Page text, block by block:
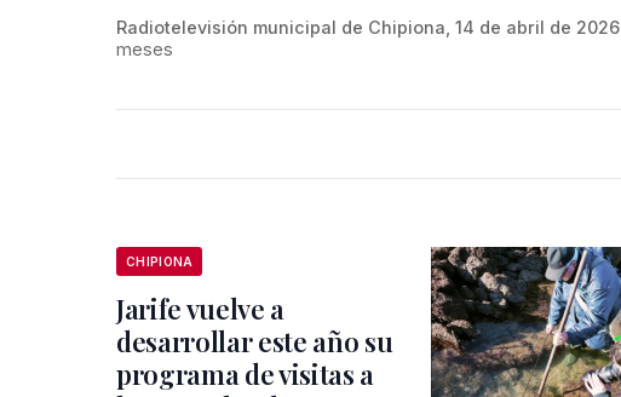
Radiotelevisión municipal de Chipiona, 14 de abril de 2026
meses
CHIPIONA
Jarife vuelve a
desarrollar este año su
programa de visitas a